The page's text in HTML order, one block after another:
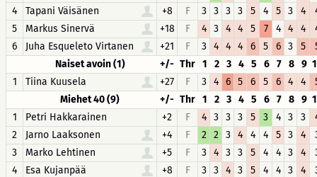
4
Tapani Väisänen +8 F 3 3 3 3 5 4 5 3 4
5
Markus Sinervä +18 F 4 3 4 4 5 7 4 4 4
6
Juha Esqueleto Virtanen +21 F 3 4 4 4 6 5 6 3 5
Naiset avoin (1)
+/- Thr 1 2 3 4 5 6 7 8 9
1
Tiina Kuusela +27 F 3 4 6 5 6 5 6 4 4
Miehet 40 (9)
+/- Thr 1 2 3 4 5 6 7 8 9
1
Petri Hakkarainen +2 F 4 3 3 3 5 3 4 3 3
2
Jarno Laaksonen +4 F 2 2 3 4 4 4 5 3 4
3
Marko Lehtinen +5 F 3 4 3 3 5 4 4 3 4
4
Esa Kujanpää +8 F 3 3 4 3 5 4 4 3 4